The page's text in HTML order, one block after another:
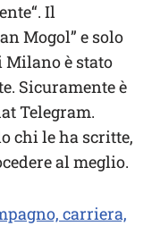
Il
Mogol” e solo
Milano è stato
Sicuramente è
Telegram.
chi le ha scritte,
al meglio.
carriera,